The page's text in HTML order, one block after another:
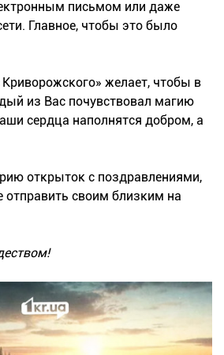
письмом или даже
Главное, чтобы это было
желает, чтобы в
из Вас почувствовал магию
сердца наполнятся добром, а
открыток с поздравлениями,
своим близким на